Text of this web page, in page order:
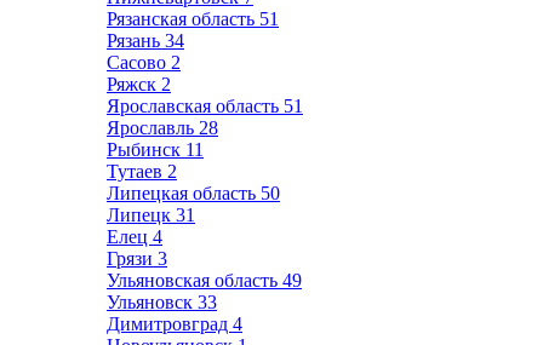
Рязанская область 51
Рязань 34
Сасово 2
Ряжск 2
Ярославская область 51
Ярославль 28
Рыбинск 11
Тутаев 2
Липецкая область 50
Липецк 31
Елец 4
Грязи 3
Ульяновская область 49
Ульяновск 33
Димитровград 4